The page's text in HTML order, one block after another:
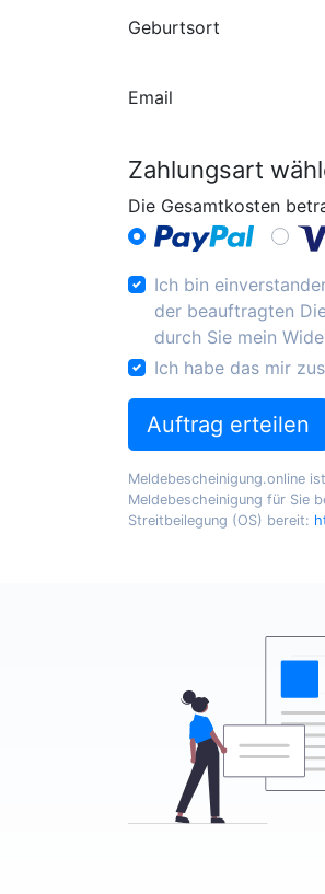
Geburtsort
Email
Zahlungsart
Die Gesamtkosten
Ich bin
der beauftragten
durch Sie mein
Ich habe das mir
Auftrag erteilen
Meldebescheinigung.online
Meldebescheinigung für Sie
Streitbeilegung (OS) bereit: